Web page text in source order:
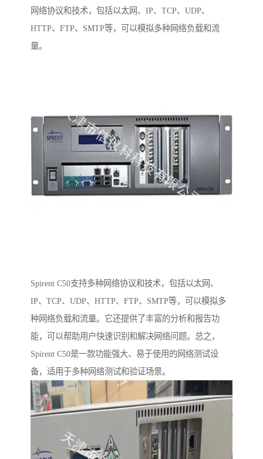
网络协议和技术，包括以太网、IP、TCP、UDP、
HTTP、FTP、SMTP等，可以模拟多种网络负载和流
量。
Spirent C50支持多种网络协议和技术，包括以太网、
IP、TCP、UDP、HTTP、FTP、SMTP等，可以模拟多
种网络负载和流量。它还提供了丰富的分析和报告功
能，可以帮助用户快速识别和解决网络问题。总之，
Spirent C50是一款功能强大、易于使用的网络测试设
备，适用于多种网络测试和验证场景。